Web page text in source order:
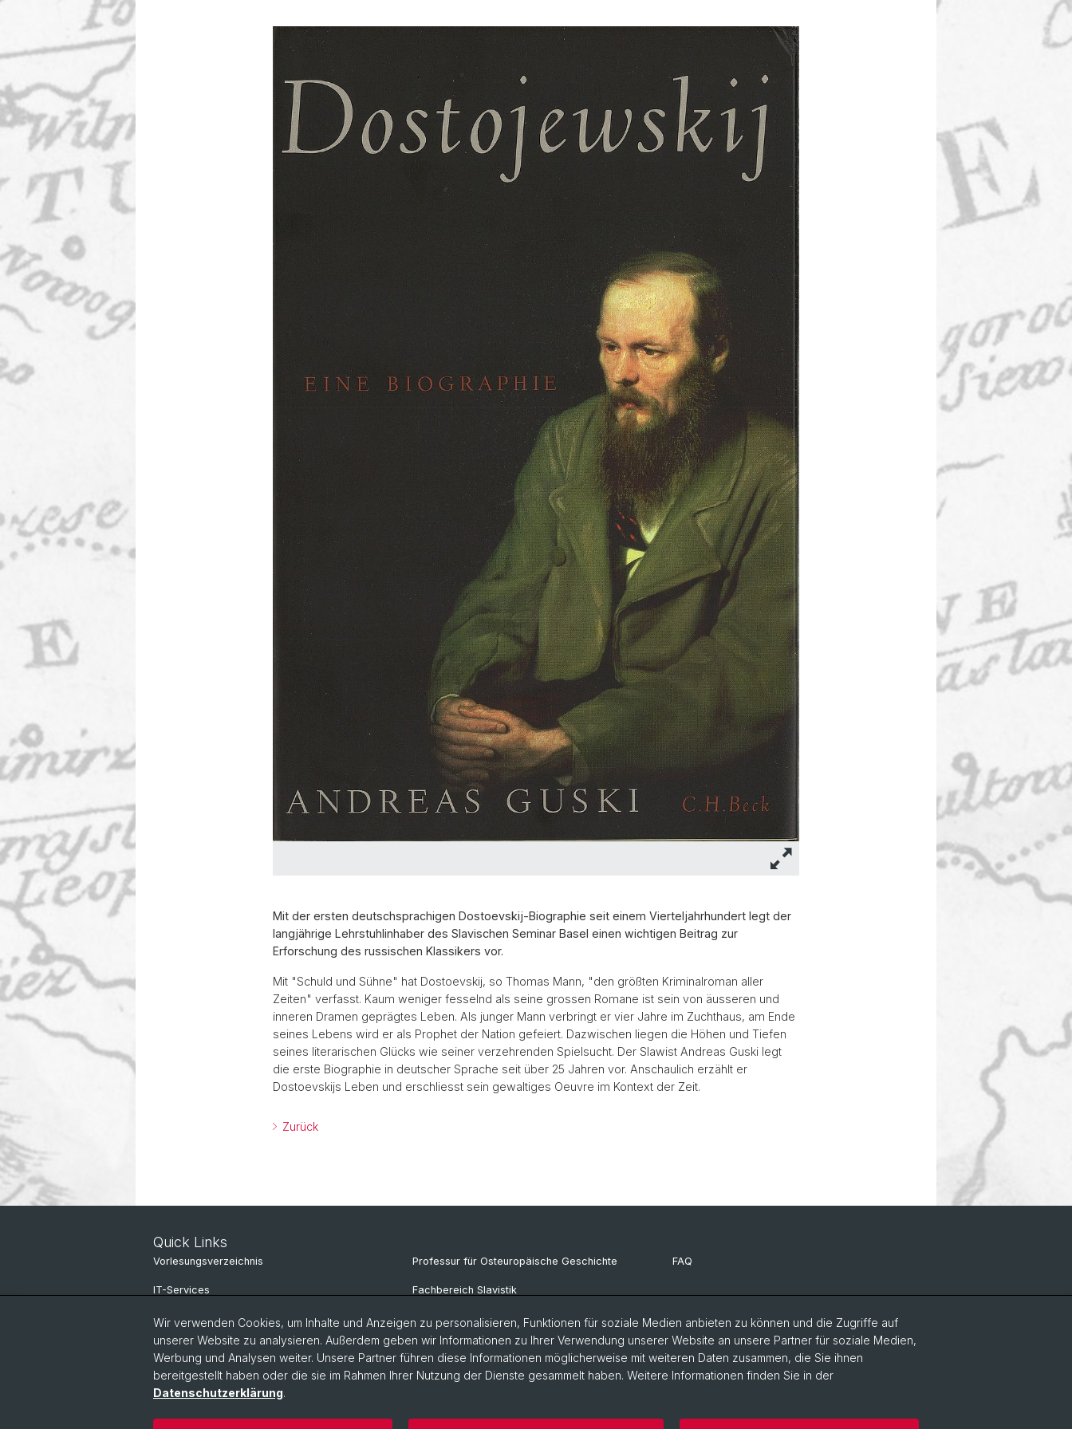
Mit der ersten deutschsprachigen Dostoevskij-Biographie seit einem Vierteljahrhundert legt der
langjährige Lehrstuhlinhaber des Slavischen Seminar Basel einen wichtigen Beitrag zur
Erforschung des russischen Klassikers vor.
Mit "Schuld und Sühne" hat Dostoevskij, so Thomas Mann, "den größten Kriminalroman aller
Zeiten" verfasst. Kaum weniger fesselnd als seine grossen Romane ist sein von äusseren und
inneren Dramen geprägtes Leben. Als junger Mann verbringt er vier Jahre im Zuchthaus, am Ende
seines Lebens wird er als Prophet der Nation gefeiert. Dazwischen liegen die Höhen und Tiefen
seines literarischen Glücks wie seiner verzehrenden Spielsucht. Der Slawist Andreas Guski legt
die erste Biographie in deutscher Sprache seit über 25 Jahren vor. Anschaulich erzählt er
Dostoevskijs Leben und erschliesst sein gewaltiges Oeuvre im Kontext der Zeit.
Zurück
Quick Links
Vorlesungsverzeichnis
IT-Services
Online Services
Personensuche
Personeninfo
Professur für Osteuropäische Geschichte
Fachbereich Slavistik
FAQ
© Universität Basel Philosophisch-Historische Fakultät Home Datenschutzerklärung Impressum Kontakt & Öffnungszeiten
Wir verwenden Cookies, um Inhalte und Anzeigen zu personalisieren, Funktionen für soziale Medien anbieten zu können und die Zugriffe auf
unserer Website zu analysieren. Außerdem geben wir Informationen zu Ihrer Verwendung unserer Website an unsere Partner für soziale Medien,
Werbung und Analysen weiter. Unsere Partner führen diese Informationen möglicherweise mit weiteren Daten zusammen, die Sie ihnen
bereitgestellt haben oder die sie im Rahmen Ihrer Nutzung der Dienste gesammelt haben. Weitere Informationen finden Sie in der
Datenschutzerklärung.